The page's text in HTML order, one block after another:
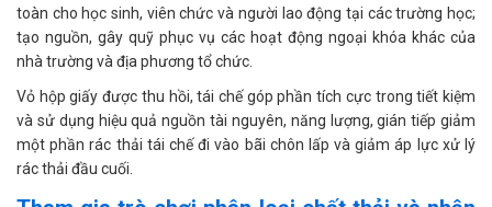
toàn cho học sinh, viên chức và người lao động tại các trường học;
tạo nguồn, gây quỹ phục vụ các hoạt động ngoại khóa khác của
nhà trường và địa phương tổ chức.
Vỏ hộp giấy được thu hồi, tái chế góp phần tích cực trong tiết kiệm
và sử dụng hiệu quả nguồn tài nguyên, năng lượng, gián tiếp giảm
một phần rác thải tái chế đi vào bãi chôn lấp và giảm áp lực xử lý
rác thải đầu cuối.